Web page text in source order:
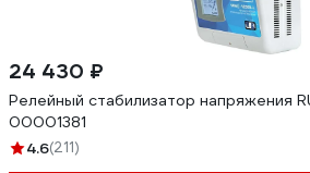
24 430 ₽
Релейный стабилизатор напряжения
00001381
4.6(211)